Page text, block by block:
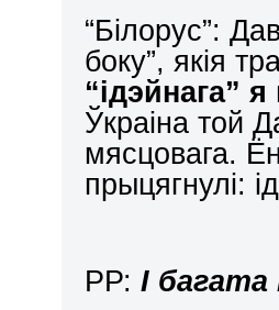
“Білорус”:
боку”, якія
“ідэйнага”
Ўкраіна той
мясцовага.
прыцягнулі:
РР: І